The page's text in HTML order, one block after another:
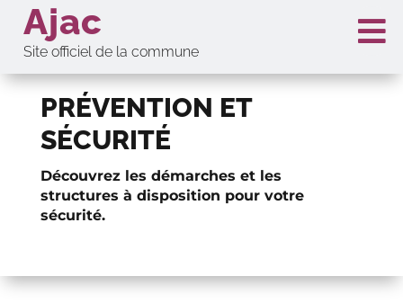
Ajac
Site officiel de la commune

PRÉVENTION ET
SÉCURITÉ
Découvrez les démarches et les
structures à disposition pour votre
sécurité.